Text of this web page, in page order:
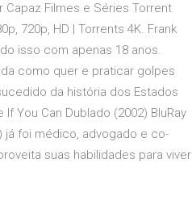
Capaz Filmes e Séries Torrent
720p, HD | Torrents 4K. Frank
isso com apenas 18 anos.
como quer e praticar golpes
da história dos Estados
You Can Dublado (2002) BluRay
já foi médico, advogado e co-
suas habilidades para viver